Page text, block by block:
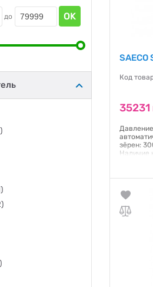
до OK
Код
35231
зёрен:
Наличие
дисплей:
Гарантия: